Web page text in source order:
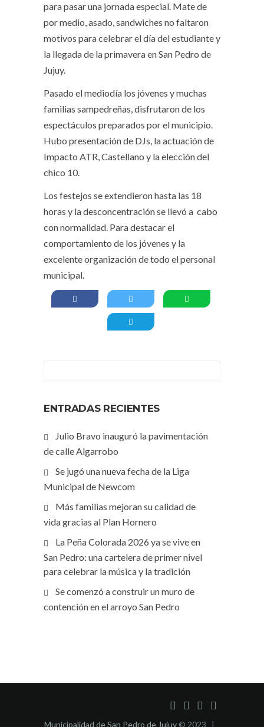
para pasar una jornada especial. Mate de
por medio, asado, sandwiches no faltaron
motivos para celebrar el día del estudiante y
la llegada de la primavera en San Pedro de
Jujuy.
Pasado el mediodía los jóvenes y muchas
familias sampedreñas, disfrutaron de los
espectáculos preparados por el municipio.
Hubo presentación de DJs, la actuación de
Impacto ATR, Castellano y la elección del
chico 10.
Los festejos se extendieron hasta las 18
horas y la desconcentración se llevó a cabo
con normalidad. Para destacar el
comportamiento de los jóvenes y la
excelente organización de todo el personal
municipal.
ENTRADAS RECIENTES
Julio Bravo inauguró la pavimentación
de calle Algarrobo
Se jugó una nueva fecha de la Liga
Municipal de Newcom
Más familias mejoran su calidad de
vida gracias al Plan Hornero
La Peña Colorada 2026 ya se vive en
San Pedro: una cartelera de primer nivel
para celebrar la música y la tradición
Se comenzó a construir un muro de
contención en el arroyo San Pedro
Municipalidad de San Pedro de Jujuy © 2023 |